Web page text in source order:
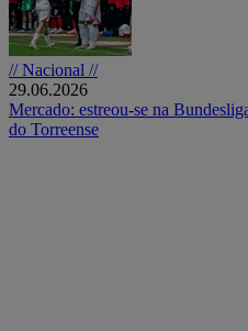
// Nacional //
29.06.2026
Mercado: estreou-se na
do Torreense